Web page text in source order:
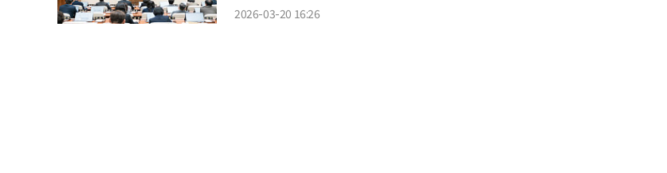
2026-03-20 16:26